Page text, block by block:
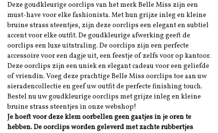
Deze goudkleurige oorclips van het merk Belle Miss zijn een
must-have voor elke fashionista. Met hun grijze inleg en kleine
bruine strass steentjes, zijn deze oorclips een elegant en subtiel
accent voor elke outfit. De goudkleurige afwerking geeft de
oorclips een luxe uitstraling. De oorclips zijn een perfecte
accessoire voor een dagje uit, een feestje of zelfs voor op kantoor.
Deze oorclips zijn een uniek en elegant cadeau voor een geliefde
of vriendin. Voeg deze prachtige Belle Miss oorclips toe aan uw
sieradencollectie en geef uw outfit de perfecte finishing touch.
Bestel nu uw goudkleurige oorclips met grijze inleg en kleine
bruine strass steentjes in onze webshop!
Je hoeft voor deze klem oorbellen geen gaatjes in je oren te
hebben. De oorclips worden geleverd met zachte rubbertjes